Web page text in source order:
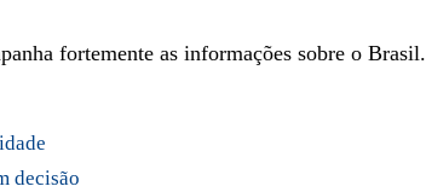
fortemente as informações sobre o Brasil.
decisão